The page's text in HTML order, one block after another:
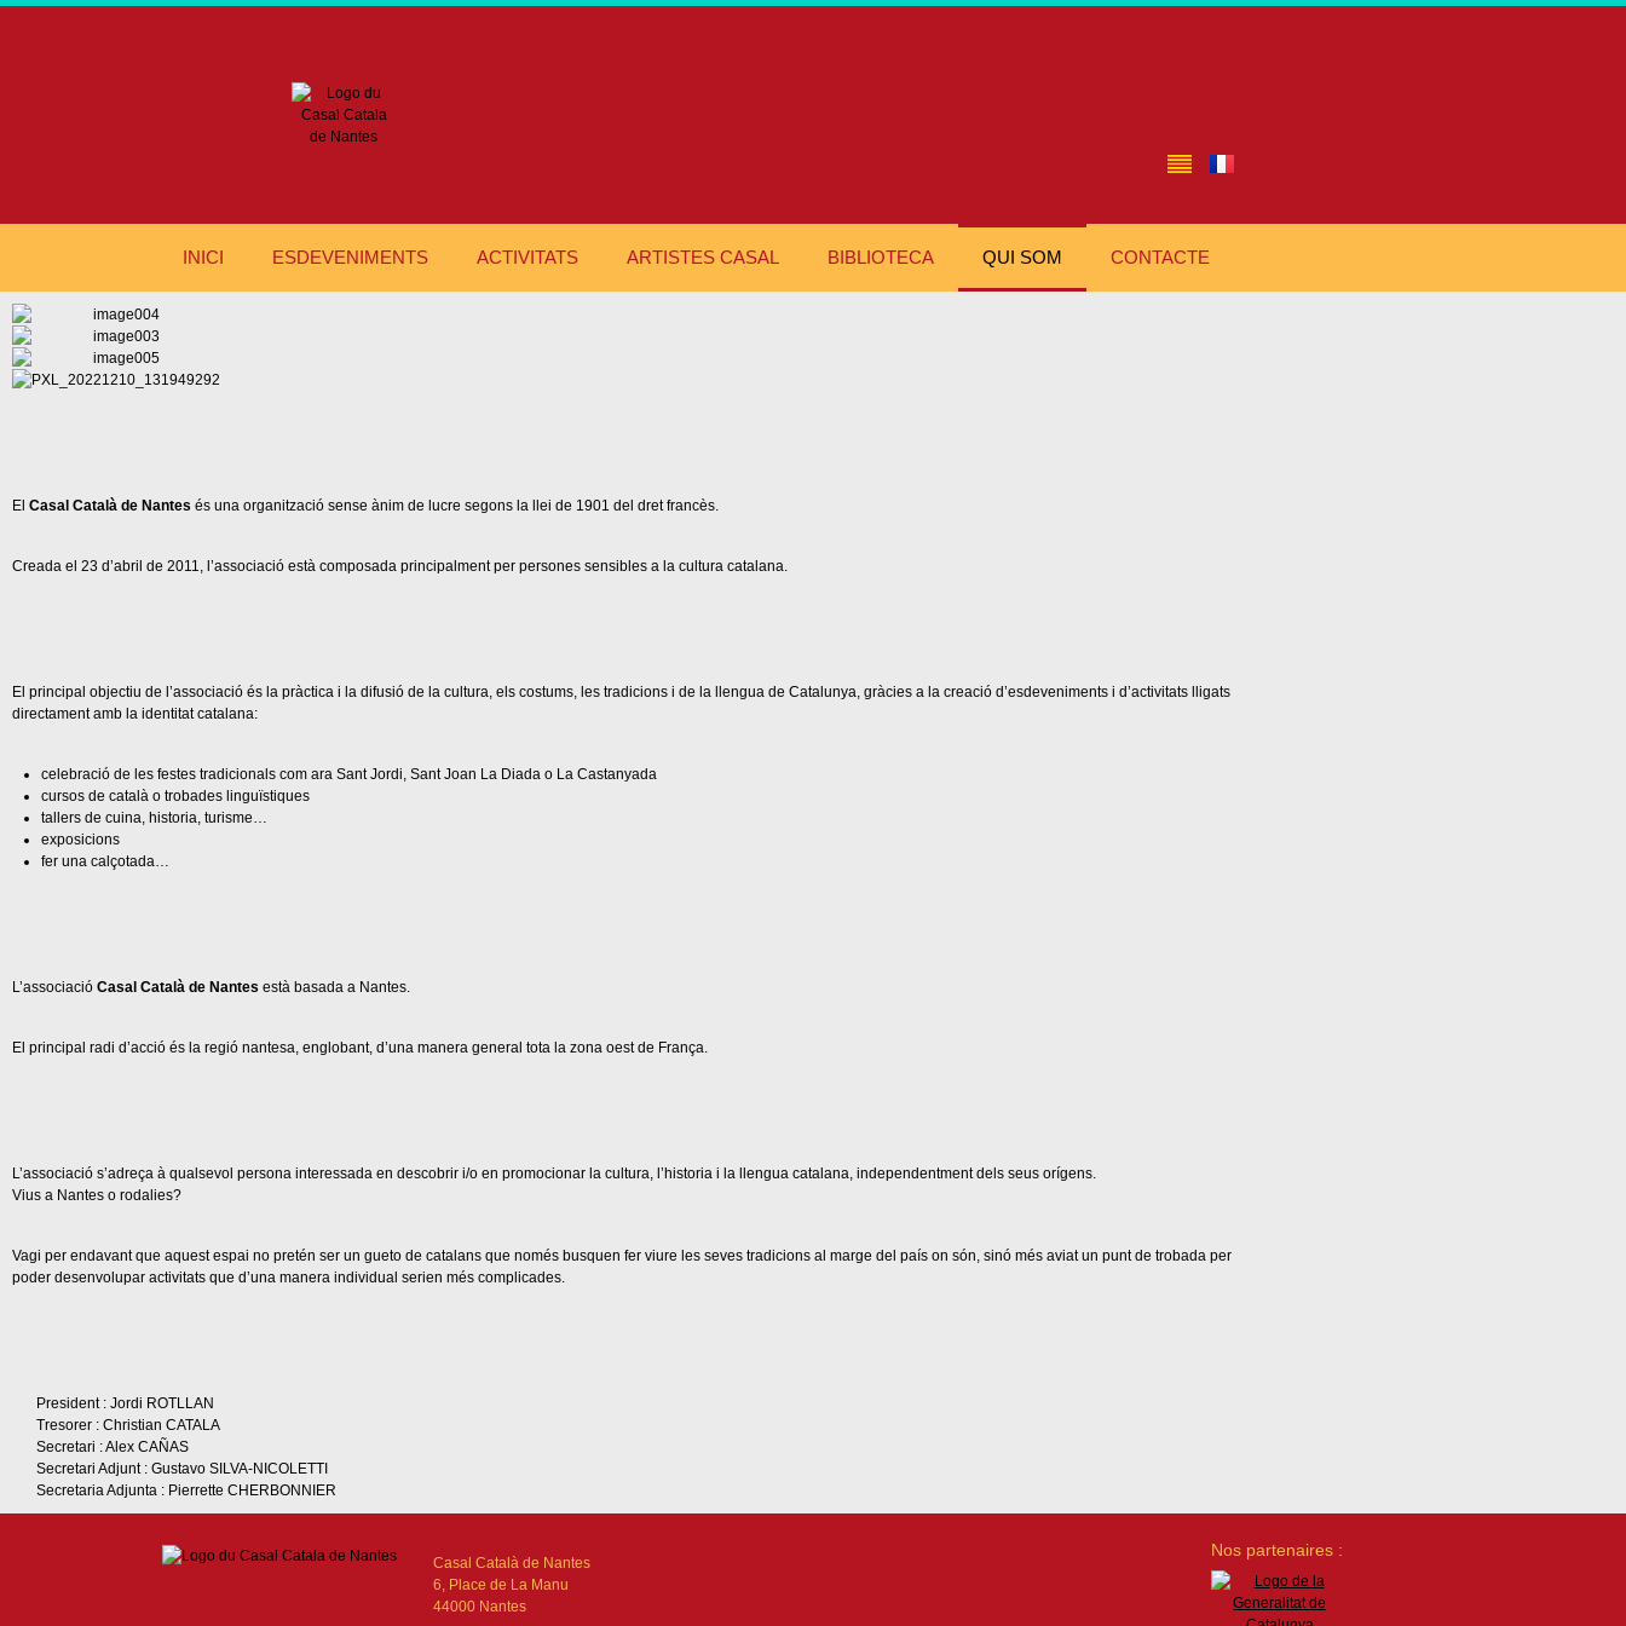
INICI ESDEVENIMENTS ACTIVITATS ARTISTES CASAL BIBLIOTECA QUI SOM CONTACTE
El Casal Català de Nantes és una organització sense ànim de lucre segons la llei de 1901 del dret francès.
Creada el 23 d’abril de 2011, l’associació està composada principalment per persones sensibles a la cultura catalana.
El principal objectiu de l’associació és la pràctica i la difusió de la cultura, els costums, les tradicions i de la llengua de Catalunya, gràcies a la creació d’esdeveniments i d’activitats lligats
directament amb la identitat catalana:
celebració de les festes tradicionals com ara Sant Jordi, Sant Joan La Diada o La Castanyada
cursos de català o trobades linguïstiques
tallers de cuina, historia, turisme…
exposicions
fer una calçotada…
L’associació Casal Català de Nantes està basada a Nantes.
El principal radi d’acció és la regió nantesa, englobant, d’una manera general tota la zona oest de França.
L’associació s’adreça à qualsevol persona interessada en descobrir i/o en promocionar la cultura, l’historia i la llengua catalana, independentment dels seus orígens.
Vius a Nantes o rodalies?
Vagi per endavant que aquest espai no pretén ser un gueto de catalans que només busquen fer viure les seves tradicions al marge del país on són, sinó més aviat un punt de trobada per
poder desenvolupar activitats que d’una manera individual serien més complicades.
President : Jordi ROTLLAN
Tresorer : Christian CATALA
Secretari : Alex CAÑAS
Secretari Adjunt : Gustavo SILVA-NICOLETTI
Secretaria Adjunta : Pierrette CHERBONNIER
Casal Català de Nantes
6, Place de La Manu
44000 Nantes
Nos partenaires :